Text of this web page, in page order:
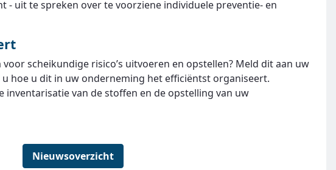
- uit te spreken over te voorziene individuele preventie- en
scheikundige risico’s uitvoeren en opstellen? Meld dit aan uw
u hoe u dit in uw onderneming het efficiëntst organiseert.
inventarisatie van de stoffen en de opstelling van uw
Nieuwsoverzicht